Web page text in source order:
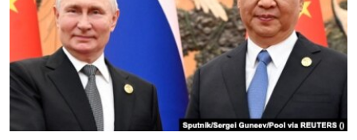
СПЕЦПРОЕКТИ
ДЕПОРТАЦІЯ
ВІДЕОУРОКИ «ELIFBE»
СВІДЧЕННЯ ОКУПАЦІЇ
УКРАЇНСЬКА ПРОБЛЕМА КРИМУ
ЯК ОБІЙТИ БЛОКУВАННЯ
Русский
Qırımtatar